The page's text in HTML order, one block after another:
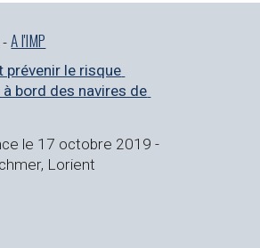
- A l'IMP
prévenir le risque
bord des navires de
le 17 octobre 2019 -
Lorient